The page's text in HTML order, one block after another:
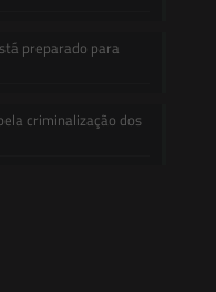
preparado para
criminalização dos